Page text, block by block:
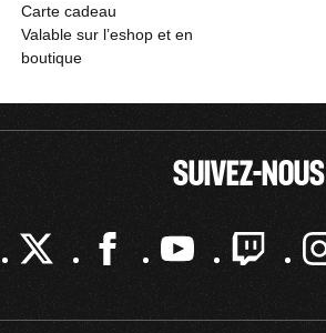
Carte cadeau
Valable sur l’eshop et en
boutique
SUIVEZ-NOUS